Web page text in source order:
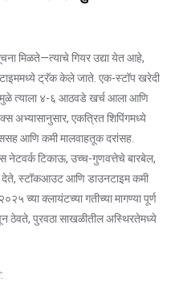
मिळते—त्याचे गियर उद्या येत आहे,
टाइममध्ये ट्रॅक केले जाते. एक-स्टॉप खरेदी
त्याला ४-६ आठवडे खर्च आला आणि
अभ्यासानुसार, एकत्रित शिपिंगमध्ये
आणि कमी मालवाहतूक दरांसह.
नेटवर्क टिकाऊ, उच्च-गुणवत्तेचे बारबेल,
देते, स्टॉकआउट आणि डाउनटाइम कमी
च्या क्लायंटच्या गतीच्या मागण्या पूर्ण
ठेवते, पुरवठा साखळीतील अस्थिरतेमध्ये